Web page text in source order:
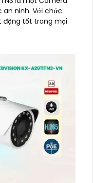
Với chức
động tốt trong mọi